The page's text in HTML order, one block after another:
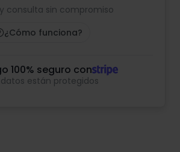
consulta sin compromiso
¿Cómo funciona?
100% seguro con
están protegidos